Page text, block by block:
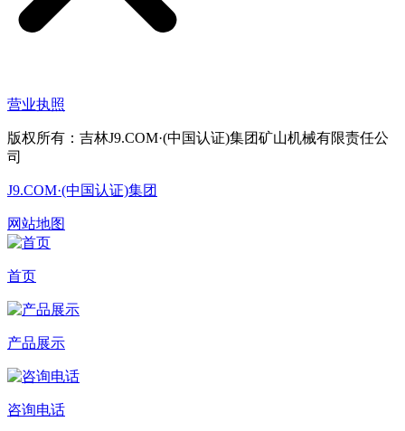
营业执照
版权所有：吉林J9.COM·(中国认证)集团矿山机械有限责任公
司
J9.COM·(中国认证)集团
网站地图
首页
产品展示
咨询电话